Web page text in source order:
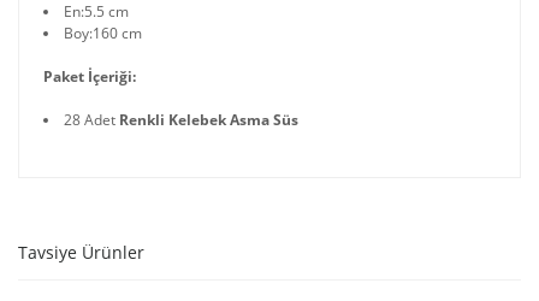
En:5.5 cm
Boy:160 cm
Paket İçeriği:
28 Adet Renkli Kelebek Asma Süs
Tavsiye Ürünler